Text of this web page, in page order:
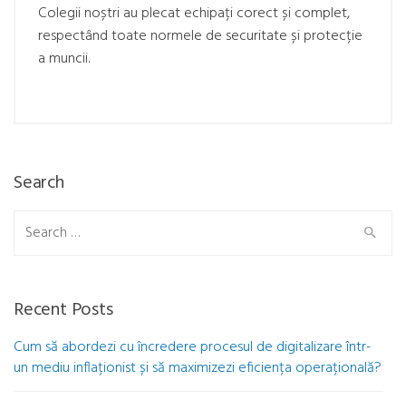
Colegii noștri au plecat echipați corect și complet,
respectând toate normele de securitate și protecție
a muncii.
Search
Search
Recent Posts
Cum să abordezi cu încredere procesul de digitalizare într-
un mediu inflaționist și să maximizezi eficiența operațională?